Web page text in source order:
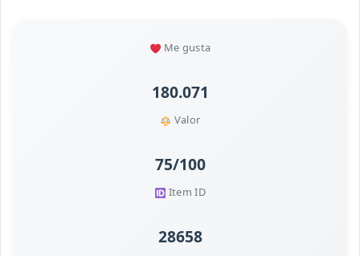
Me gusta
180.071
Valor
75/100
Item ID
28658